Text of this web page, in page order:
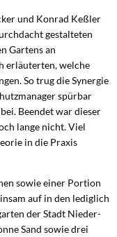
und Konrad Keßler
gestalteten
Gartens an
erläuterten, welche
So trug die Synergie
spürbar
Beendet war dieser
lange nicht. Viel
in die Praxis
sowie einer Portion
auf in den lediglich
der Stadt Nieder-
Sand sowie drei